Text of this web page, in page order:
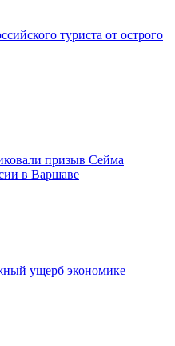
туриста от острого
призыв Сейма
в Варшаве
ущерб экономике